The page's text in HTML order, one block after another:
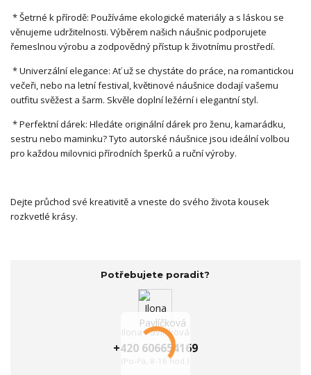
* Šetrné k přírodě: Používáme ekologické materiály a s láskou se
věnujeme udržitelnosti. Výběrem našich náušnic podporujete
řemeslnou výrobu a zodpovědný přístup k životnímu prostředí.
* Univerzální elegance: Ať už se chystáte do práce, na romantickou
večeři, nebo na letní festival, květinové náušnice dodají vašemu
outfitu svěžest a šarm. Skvěle doplní ležérní i elegantní styl.
* Perfektní dárek: Hledáte originální dárek pro ženu, kamarádku,
sestru nebo maminku? Tyto autorské náušnice jsou ideální volbou
pro každou milovnici přírodních šperků a ruční výroby.
Dejte průchod své kreativitě a vneste do svého života kousek
rozkvetlé krásy.
Potřebujete poradit?
Ilona Pavlíčková
+420 606654169
(Po-Pá, 8-16 hod.)